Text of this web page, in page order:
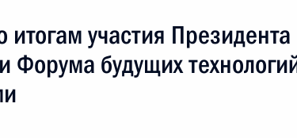
Показать
участия Президента
Форума будущих